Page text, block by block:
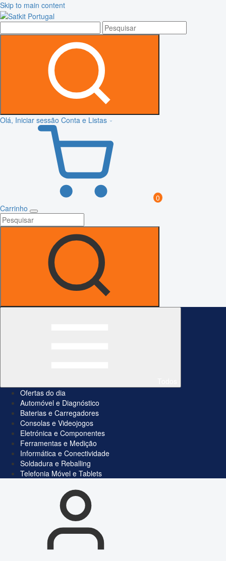
Skip to main content
Olá, Iniciar sessão Conta e Listas
0
Carrinho
Ofertas do dia
Automóvel e Diagnóstico
Baterias e Carregadores
Consolas e Videojogos
Eletrónica e Componentes
Ferramentas e Medição
Informática e Conectividade
Soldadura e Reballing
Telefonia Móvel e Tablets